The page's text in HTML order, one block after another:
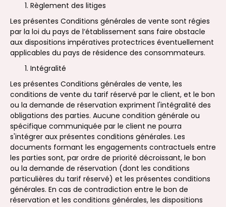
Règlement des litiges
Les présentes Conditions générales de vente sont régies
par la loi du pays de l’établissement sans faire obstacle
aux dispositions impératives protectrices éventuellement
applicables du pays de résidence des consommateurs.
Intégralité
Les présentes Conditions générales de vente, les
conditions de vente du tarif réservé par le client, et le bon
ou la demande de réservation expriment l'intégralité des
obligations des parties. Aucune condition générale ou
spécifique communiquée par le client ne pourra
s'intégrer aux présentes conditions générales. Les
documents formant les engagements contractuels entre
les parties sont, par ordre de priorité décroissant, le bon
ou la demande de réservation (dont les conditions
particulières du tarif réservé) et les présentes conditions
générales. En cas de contradiction entre le bon de
réservation et les conditions générales, les dispositions